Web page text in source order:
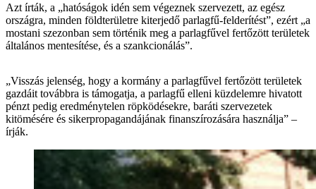
Azt írták, a „hatóságok idén sem végeznek szervezett, az egész
országra, minden földterületre kiterjedő parlagfű-felderítést”, ezért „a
mostani szezonban sem történik meg a parlagfűvel fertőzött területek
általános mentesítése, és a szankcionálás”.
„Visszás jelenség, hogy a kormány a parlagfűvel fertőzött területek
gazdáit továbbra is támogatja, a parlagfű elleni küzdelemre hivatott
pénzt pedig eredménytelen röpködésekre, baráti szervezetek
kitömésére és sikerpropagandájának finanszírozására használja” –
írják.